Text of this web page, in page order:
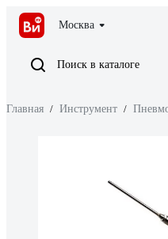
Москва
Поиск в каталоге
Главная / Инструмент /